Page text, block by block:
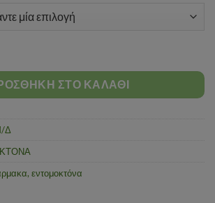
ΣΤΟ ΚΑΛΆΘΙ
Δ
, εντομοκτόνα